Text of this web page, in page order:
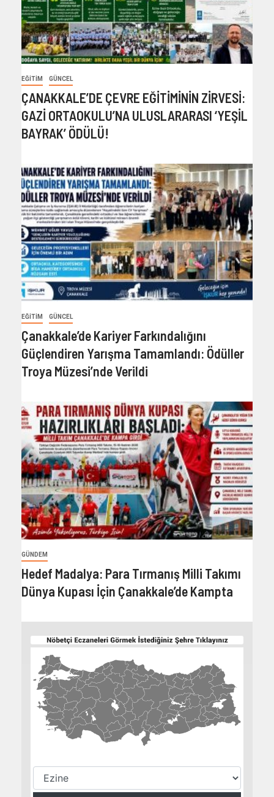
EĞITIM GÜNCEL
ÇANAKKALE’DE ÇEVRE EĞİTİMİNİN ZİRVESİ:
GAZİ ORTAOKULU’NA ULUSLARARASI ‘YEŞİL
BAYRAK’ ÖDÜLÜ!
EĞITIM GÜNCEL
Çanakkale’de Kariyer Farkındalığını
Güçlendiren Yarışma Tamamlandı: Ödüller
Troya Müzesi’nde Verildi
GÜNDEM
Hedef Madalya: Para Tırmanış Milli Takımı
Dünya Kupası İçin Çanakkale’de Kampta